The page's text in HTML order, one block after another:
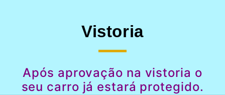
Vistoria
Após aprovação na vistoria o
seu carro já estará protegido.